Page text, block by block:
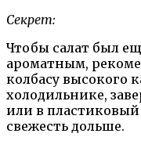
Секрет:
Чтобы салат был
ароматным,
колбасу высокого
холодильнике,
или в
свежесть дольше.